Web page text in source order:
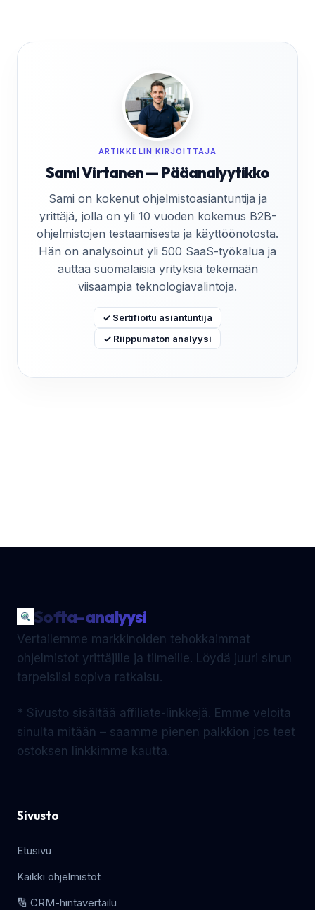
ARTIKKELIN KIRJOITTAJA
Sami Virtanen — Pääanalyytikko
Sami on kokenut ohjelmistoasiantuntija ja
yrittäjä, jolla on yli 10 vuoden kokemus B2B-
ohjelmistojen testaamisesta ja käyttöönotosta.
Hän on analysoinut yli 500 SaaS-työkalua ja
auttaa suomalaisia yrityksiä tekemään
viisaampia teknologiavalintoja.
✓ Sertifioitu asiantuntija
✓ Riippumaton analyysi
Softa-analyysi
Vertailemme markkinoiden tehokkaimmat
ohjelmistot yrittäjille ja tiimeille. Löydä juuri sinun
tarpeisiisi sopiva ratkaisu.
* Sivusto sisältää affiliate-linkkejä. Emme veloita
sinulta mitään – saamme pienen palkkion jos teet
ostoksen linkkimme kautta.
Sivusto
Etusivu
Kaikki ohjelmistot
🔢 CRM-hintavertailu